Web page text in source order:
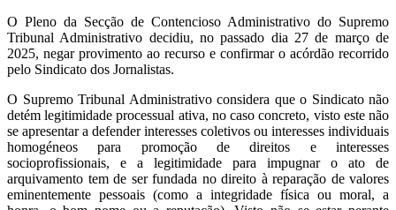
O Pleno da Secção de Contencioso Administrativo do Supremo
Tribunal Administrativo decidiu, no passado dia 27 de março de
2025, negar provimento ao recurso e confirmar o acórdão recorrido
pelo Sindicato dos Jornalistas.
O Supremo Tribunal Administrativo considera que o Sindicato não
detém legitimidade processual ativa, no caso concreto, visto este não
se apresentar a defender interesses coletivos ou interesses individuais
homogéneos para promoção de direitos e interesses
socioprofissionais, e a legitimidade para impugnar o ato de
arquivamento tem de ser fundada no direito à reparação de valores
eminentemente pessoais (como a integridade física ou moral, a